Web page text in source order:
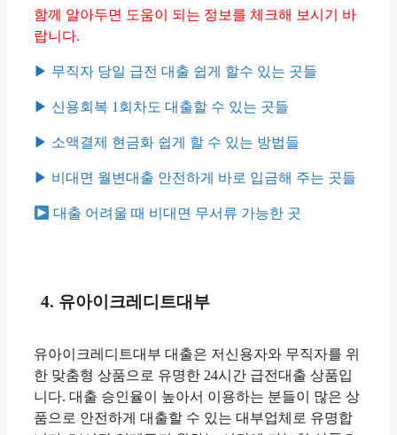
함께 알아두면 도움이 되는 정보를 체크해 보시기 바
랍니다.
▶︎ 무직자 당일 급전 대출 쉽게 할수 있는 곳들
▶︎ 신용회복 1회차도 대출할 수 있는 곳들
▶︎ 소액결제 현금화 쉽게 할 수 있는 방법들
▶︎ 비대면 월변대출 안전하게 바로 입금해 주는 곳들
대출 어려울 때 비대면 무서류 가능한 곳
4. 유아이크레디트대부
유아이크레디트대부 대출은 저신용자와 무직자를 위
한 맞춤형 상품으로 유명한 24시간 급전대출 상품입
니다. 대출 승인율이 높아서 이용하는 분들이 많은 상
품으로 안전하게 대출할 수 있는 대부업체로 유명합